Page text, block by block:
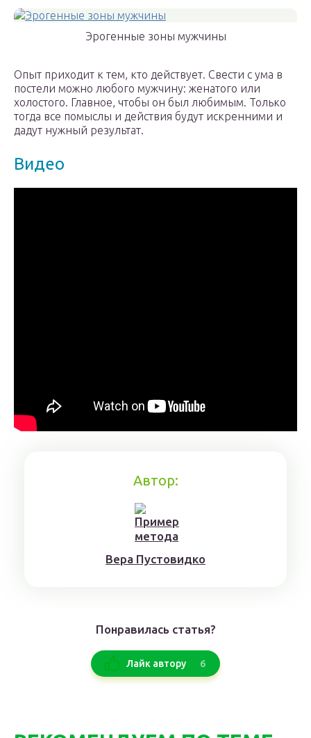
Эрогенные зоны мужчины
Опыт приходит к тем, кто действует. Свести с ума в
постели можно любого мужчину: женатого или
холостого. Главное, чтобы он был любимым. Только
тогда все помыслы и действия будут искренними и
дадут нужный результат.
Видео
Автор:
Верa Пyстoвидкo
Понравилась статья?
Лайк автору 6